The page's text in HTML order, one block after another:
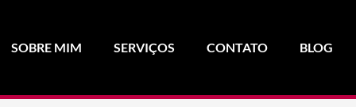
SOBRE MIM SERVIÇOS CONTATO BLOG